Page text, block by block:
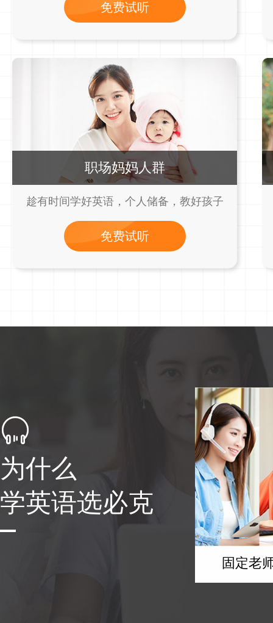
免费试听
职场妈妈人群
趁有时间学好英语，个人储备，教好孩子
免费试听

为什么
学英语选必克
固定老